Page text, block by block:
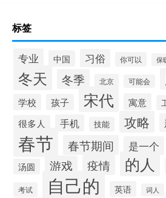
标签
专业 中国 习俗 你可以 保
冬天 冬季 北京 可能会
学校
孩子 宋代 寓意
很多人 手机 技能 攻略
春节 春节期间 是一个
汤圆 游戏 疫情 的人
考试 自己的 英语 词人